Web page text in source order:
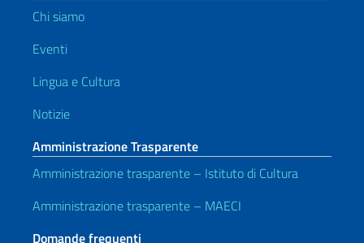
Chi siamo
Eventi
Lingua e Cultura
Notizie
Amministrazione Trasparente
Amministrazione trasparente – Istituto di Cultura
Amministrazione trasparente – MAECI
Domande frequenti